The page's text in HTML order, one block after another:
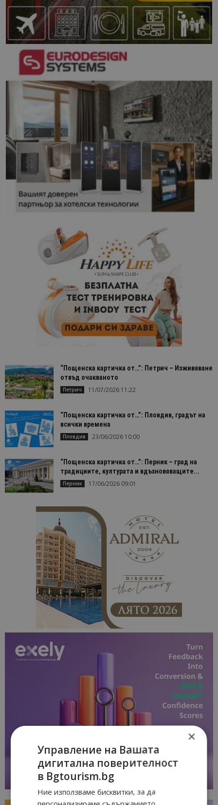
“Пощенска картичка от…”: Петрич – Изживяване
отвъд очакваното
Петрич 11/07/2026 11:22
“Пощенска картичка от…”: Пловдив, градът на
всички времена
Пловдив 23/06/2026 10:00
“Пощенска картичка от…”: Перник – град на
традициите, културата и вдъхновяващите...
Перник 17/06/2026 09:01
×
Управление на Вашата
дигитална поверителност
в Bgtourism.bg
Ние използваме бисквитки, за да